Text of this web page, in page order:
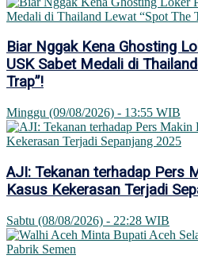
Biar Nggak Kena Ghosting
USK Sabet Medali di
Trap”!
Minggu (09/08/2026) - 13:55 WIB
AJI: Tekanan terhadap Pers
Kasus Kekerasan Terjadi
Sabtu (08/08/2026) - 22:28 WIB